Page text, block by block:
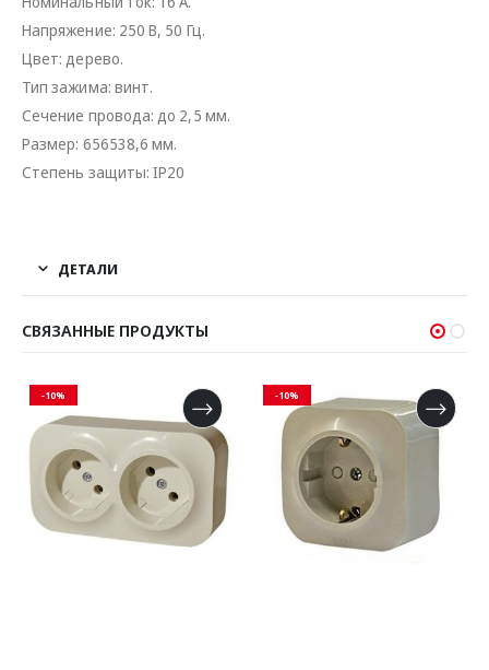
Напряжение: 250 В, 50 Гц.
Цвет: дерево.
Тип зажима: винт.
Сечение провода: до 2,5 мм.
Размер: 656538,6 мм.
Степень защиты: IP20
ДЕТАЛИ
СВЯЗАННЫЕ ПРОДУКТЫ
-10% -10%